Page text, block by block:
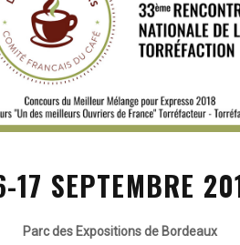
17 SEPTEMBRE
Parc des Expositions de Bordeaux